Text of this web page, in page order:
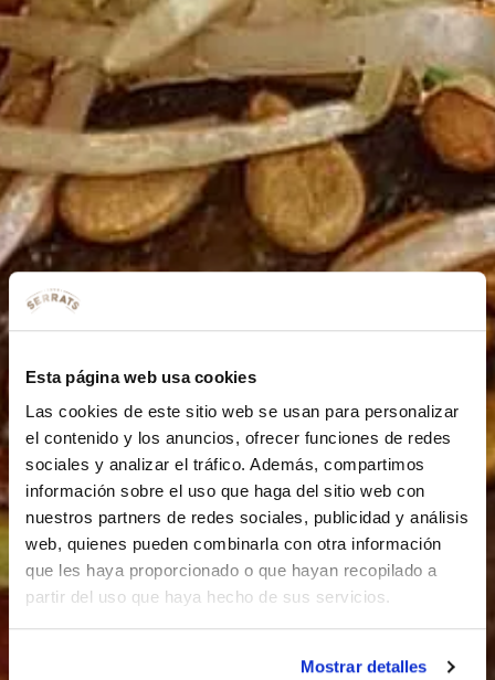
Esta página web usa cookies
Las cookies de este sitio web se usan para personalizar
el contenido y los anuncios, ofrecer funciones de redes
sociales y analizar el tráfico. Además, compartimos
información sobre el uso que haga del sitio web con
nuestros partners de redes sociales, publicidad y análisis
web, quienes pueden combinarla con otra información
que les haya proporcionado o que hayan recopilado a
partir del uso que haya hecho de sus servicios.
Mostrar detalles